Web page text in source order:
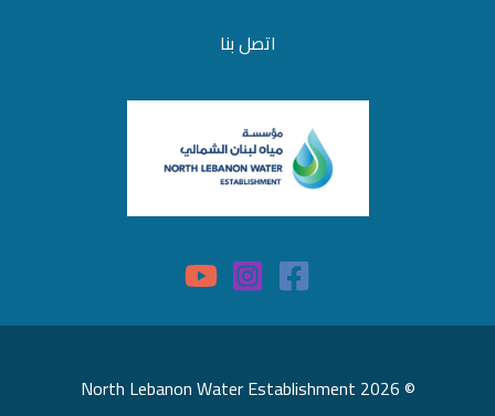
اتصل بنا
© 2026 North Lebanon Water Establishment